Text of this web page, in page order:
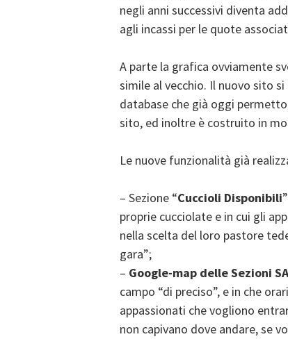
negli anni successivi diventa
agli incassi per le quote
A parte la grafica ovviamente
simile al vecchio. Il nuovo sito
database che già oggi
sito, ed inoltre è costruito in
Le nuove funzionalità già
– Sezione “Cuccioli Disponibili
proprie cucciolate e in cui gli
nella scelta del loro pastore
gara”;
– Google-map delle Sezioni
campo “di preciso”, e in che
appassionati che vogliono
non capivano dove andare, se